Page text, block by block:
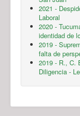
2021 -
Laboral
2020 -
identidad de
2019 -
falta de
2019 - R., C.
Diligencia -